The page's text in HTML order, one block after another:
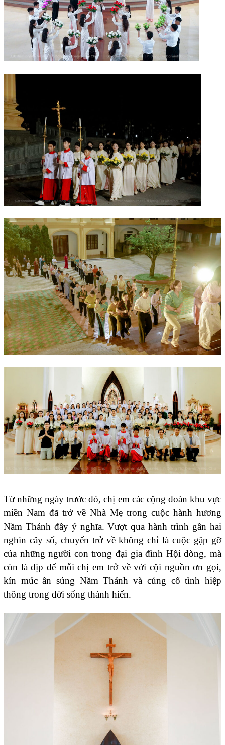
Từ những ngày trước đó, chị em các cộng đoàn khu vực
miền Nam đã trở về Nhà Mẹ trong cuộc hành hương
Năm Thánh đầy ý nghĩa. Vượt qua hành trình gần hai
nghìn cây số, chuyến trở về không chỉ là cuộc gặp gỡ
của những người con trong đại gia đình Hội dòng, mà
còn là dịp để mỗi chị em trở về với cội nguồn ơn gọi,
kín múc ân sủng Năm Thánh và củng cố tình hiệp
thông trong đời sống thánh hiến.